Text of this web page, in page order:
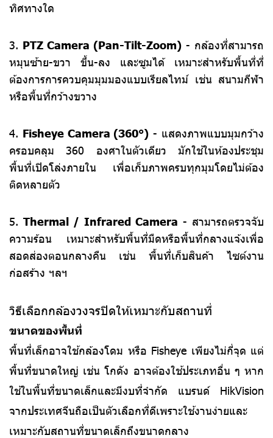
ทิศทางใด
3. PTZ Camera (Pan-Tilt-Zoom) - กล้องที่สามารถ
หมุนซ้าย-ขวา ขึ้น-ลง และซูมได้ เหมาะสำหรับพื้นที่ที่
ต้องการการควบคุมมุมมองแบบเรียลไทม์ เช่น สนามกีฬา
หรือพื้นที่กว้างขวาง
4. Fisheye Camera (360°) - แสดงภาพแบบมุมกว้าง
ครอบคลุม 360 องศาในตัวเดียว มักใช้ในห้องประชุม
พื้นที่เปิดโล่งภายใน เพื่อเก็บภาพครบทุกมุมโดยไม่ต้อง
ติดหลายตัว
5.Thermal / Infrared Camera - สามารถตรวจจับ
ความร้อน เหมาะสำหรับพื้นที่มืดหรือพื้นที่กลางแจ้งเพื่อ
สอดส่องตอนกลางคืน เช่น พื้นที่เก็บสินค้า ไซต์งาน
ก่อสร้าง ฯลฯ
วิธีเลือกกล้องวงจรปิดให้เหมาะกับสถานที่
ขนาดของพื้นที่
พื้นที่เล็กอาจใช้กล้องโดม หรือ Fisheye เพียงไม่กี่จุด แต่
พื้นที่ขนาดใหญ่ เช่น โกดัง อาจต้องใช้ประเภทอื่น ๆ หาก
ใช้ในพื้นที่ขนาดเล็กและมีงบที่จำกัด แบรนด์ HikVision
จากประเทศจีนถือเป็นตัวเลือกที่ดีเพราะใช้งานง่ายและ
เหมาะกับสถานที่ขนาดเล็กถึงขนาดกลาง